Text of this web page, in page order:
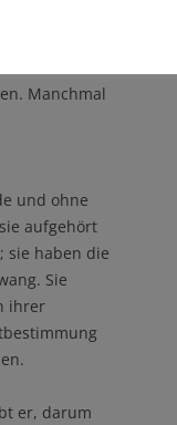
Manchmal
und ohne
aufgehört
sie haben die
Sie
ihrer
er, darum